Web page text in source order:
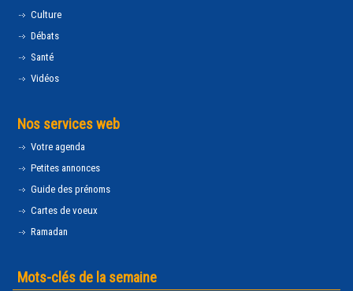
Culture
Débats
Santé
Vidéos
Nos services web
Votre agenda
Petites annonces
Guide des prénoms
Cartes de voeux
Ramadan
Mots-clés de la semaine